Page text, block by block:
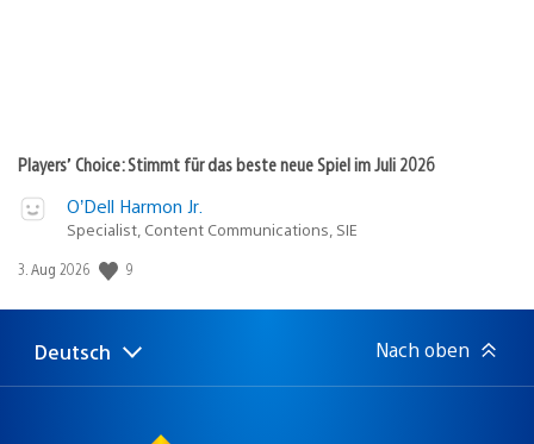
Players’ Choice: Stimmt für das beste neue Spiel im Juli 2026
O’Dell Harmon Jr.
Specialist, Content Communications, SIE
Veröffentlichungsdatum:
3. Aug 2026 9
Select
Aktuelle
Deutsch Nach oben